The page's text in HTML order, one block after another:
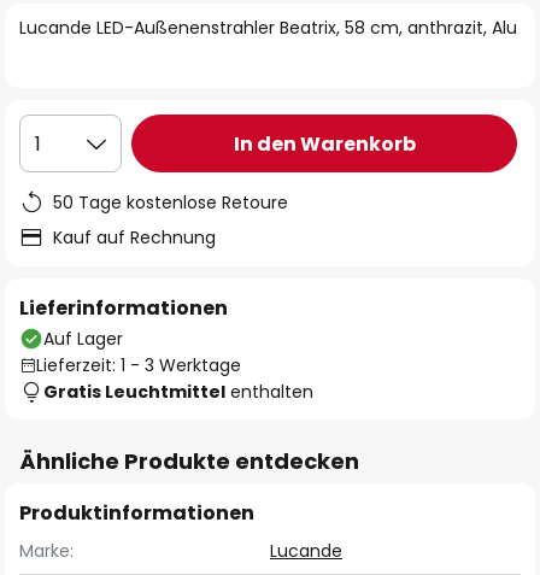
Lucande LED-Außenenstrahler Beatrix, 58 cm, anthrazit, Alu
1 In den Warenkorb
50 Tage kostenlose Retoure
Kauf auf Rechnung
Lieferinformationen
Auf Lager
Lieferzeit: 1 - 3 Werktage
Gratis Leuchtmittel enthalten
Ähnliche Produkte entdecken
Produktinformationen
Marke:
Lucande